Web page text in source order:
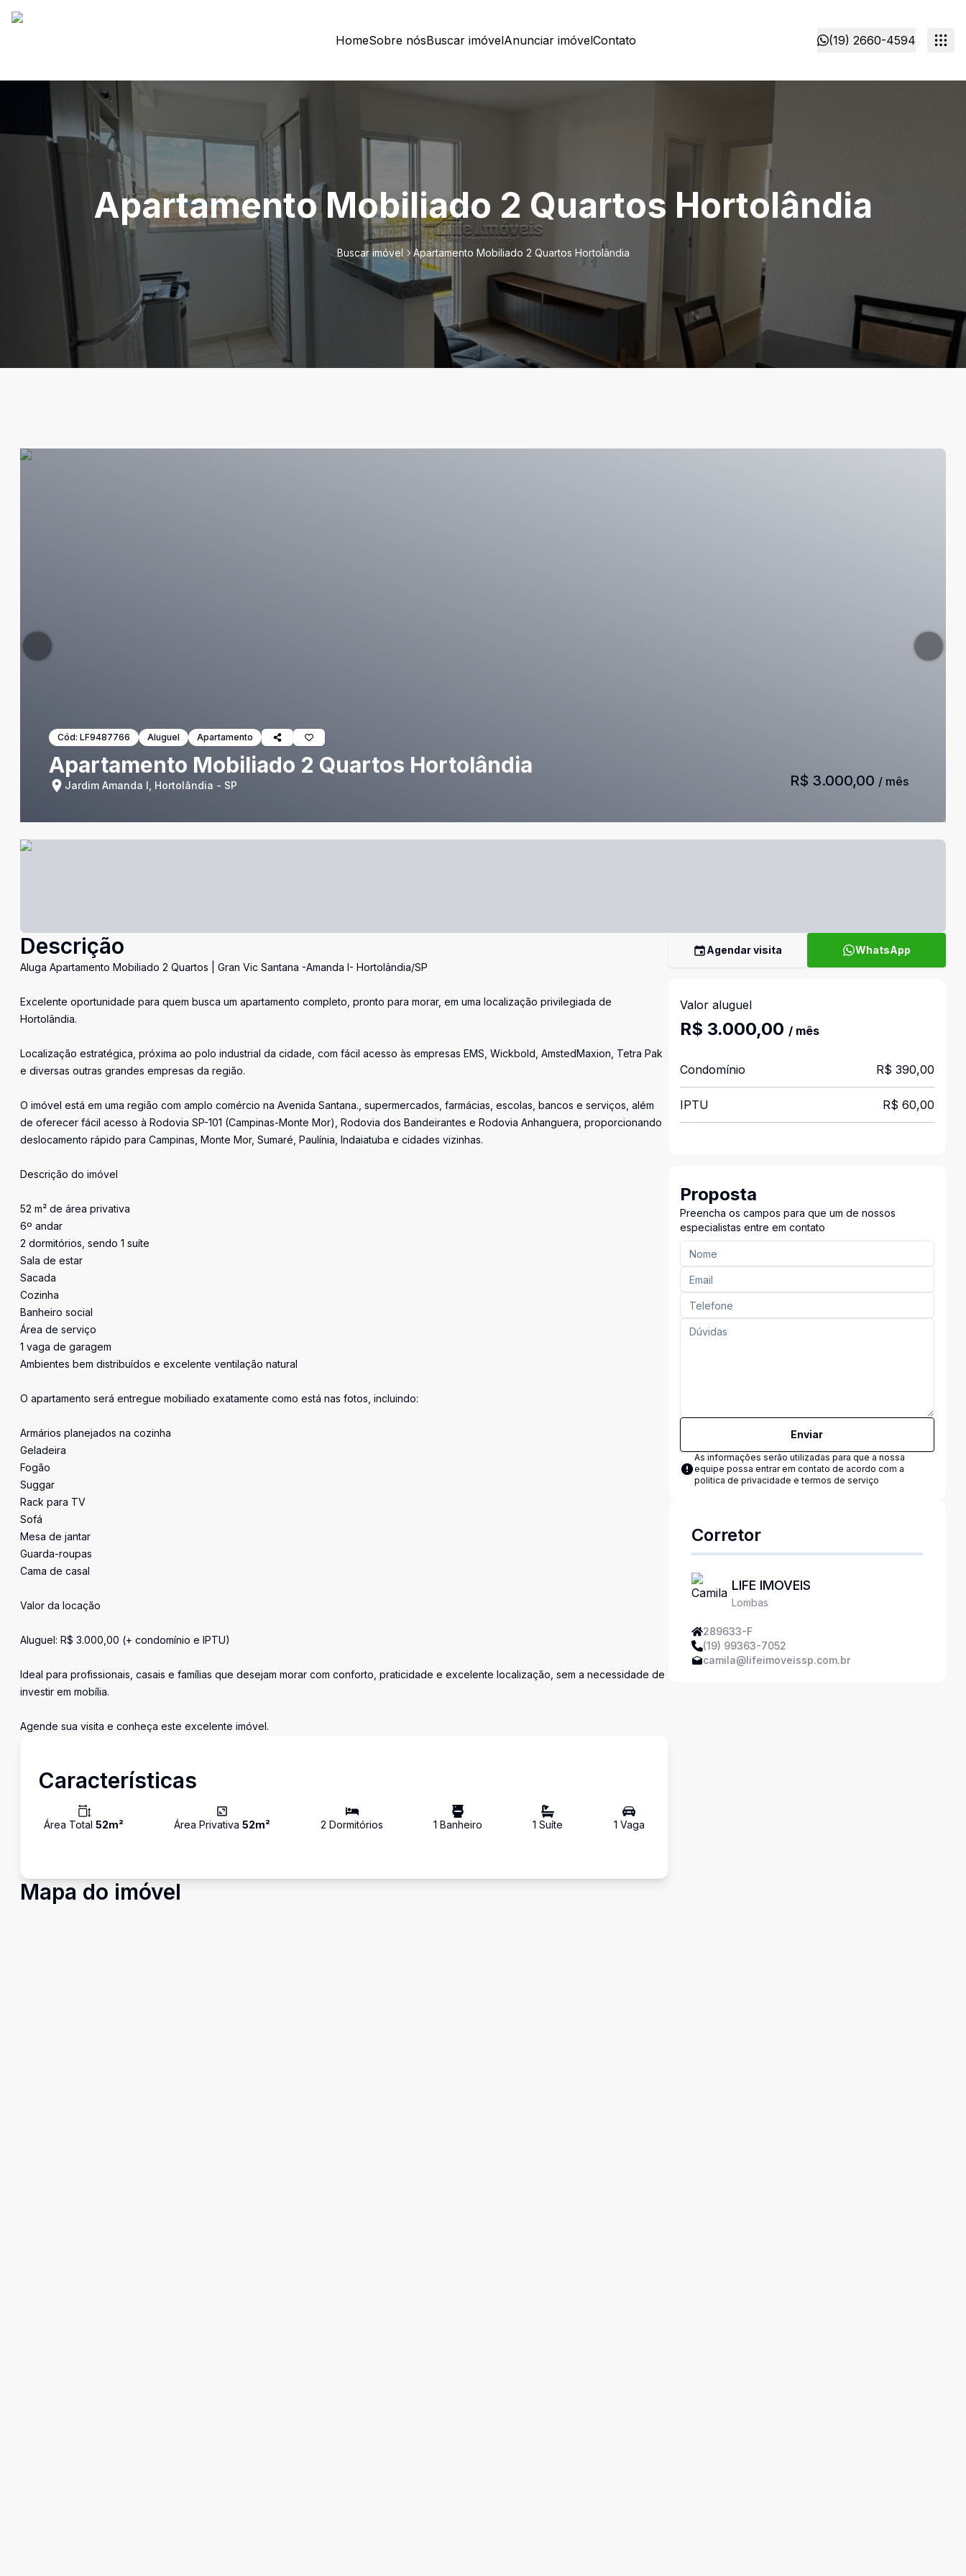
HomeSobre nósBuscar imóvelAnunciar imóvelContato (19) 2660-4594
Apartamento Mobiliado 2 Quartos Hortolândia
Buscar imóvel Apartamento Mobiliado 2 Quartos Hortolândia
Cód: LF9487766 Aluguel Apartamento
Apartamento Mobiliado 2 Quartos Hortolândia
Jardim Amanda I, Hortolândia - SP R$ 3.000,00 / mês
Descrição
Aluga Apartamento Mobiliado 2 Quartos | Gran Vic Santana -Amanda I- Hortolândia/SP
Excelente oportunidade para quem busca um apartamento completo, pronto para morar, em uma localização privilegiada de
Hortolândia.
Localização estratégica, próxima ao polo industrial da cidade, com fácil acesso às empresas EMS, Wickbold, AmstedMaxion, Tetra Pak
e diversas outras grandes empresas da região.
O imóvel está em uma região com amplo comércio na Avenida Santana., supermercados, farmácias, escolas, bancos e serviços, além
de oferecer fácil acesso à Rodovia SP-101 (Campinas-Monte Mor), Rodovia dos Bandeirantes e Rodovia Anhanguera, proporcionando
deslocamento rápido para Campinas, Monte Mor, Sumaré, Paulínia, Indaiatuba e cidades vizinhas.
Descrição do imóvel
52 m² de área privativa
6º andar
2 dormitórios, sendo 1 suíte
Sala de estar
Sacada
Cozinha
Banheiro social
Área de serviço
1 vaga de garagem
Ambientes bem distribuídos e excelente ventilação natural
O apartamento será entregue mobiliado exatamente como está nas fotos, incluindo:
Armários planejados na cozinha
Geladeira
Fogão
Suggar
Rack para TV
Sofá
Mesa de jantar
Guarda-roupas
Cama de casal
Valor da locação
Aluguel: R$ 3.000,00 (+ condomínio e IPTU)
Ideal para profissionais, casais e famílias que desejam morar com conforto, praticidade e excelente localização, sem a necessidade de
investir em mobília.
Agende sua visita e conheça este excelente imóvel.
Características
Área Total 52m² Área Privativa52m² 2 Dormitórios 1 Banheiro 1 Suíte 1 Vaga
Mapa do imóvel
Agendar visita WhatsApp
Valor aluguel
R$ 3.000,00 / mês
Condomínio R$ 390,00
IPTU R$ 60,00
Proposta
Preencha os campos para que um de nossos
especialistas entre em contato
Enviar
As informações serão utilizadas para que a nossa
equipe possa entrar em contato de acordo com a
política de privacidade e termos de serviço
Corretor
LIFE IMOVEIS
Lombas
289633-F
(19) 99363-7052
camila@lifeimoveissp.com.br